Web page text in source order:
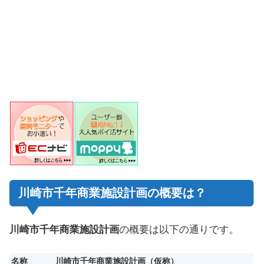
川崎市千年商業施設計画の概要は？
川崎市千年商業施設計画の概要は以下の通りです。
名称 川崎市千年商業施設計画（仮称）